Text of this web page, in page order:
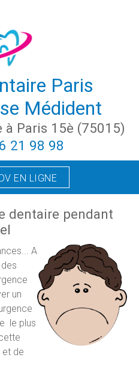
Paris
Médident
à Paris 15è (75015)
21 98 98
EN LIGNE
dentaire pendant
A
un
le plus
et de